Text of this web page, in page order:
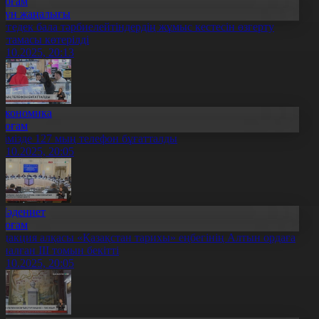
жаңалығы
бала тәрбиелейтіндердің жұмыс кестесін өзгерту
көтерілді
20:13
127 мың телефон бұғатталды
20:05
алқасы «Қазақстан тарихы» еңбегінің Алтын ордаға
ІІІ томын бекітті
20:05